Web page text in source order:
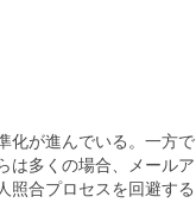
が進んでいる。一方で
多くの場合、メール
照合プロセスを回避す